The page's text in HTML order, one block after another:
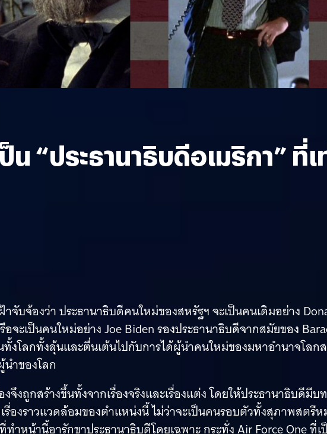
น “ประธานาธิบดีอเมริกา”
าจับจ้องว่า ประธานาธิบดีคนใหม่ของสหรัฐฯ จะเป็นคนเดิมอย่าง
จะเป็นคนใหม่อย่าง Joe Biden รองประธานาธิบดีจากสมัยของ
งโลกทั้งลุ้นและตื่นเต้นไปกับการได้ผู้นำคนใหม่ของมหาอำนาจโล
ำของโลก
จึงถูกสร้างขึ้นทั้งจากเรื่องจริงและเรื่องแต่ง โดยให้ประธานาธิบดีมี
องราวแวดล้อมของตำแหน่งนี้ ไม่ว่าจะเป็นคนรอบตัวทั้งสุภาพสตรีห
ำหน้านี้อารักขาประธานาธิบดีโดยเฉพาะ กระทั่ง Air Force One ที่เ